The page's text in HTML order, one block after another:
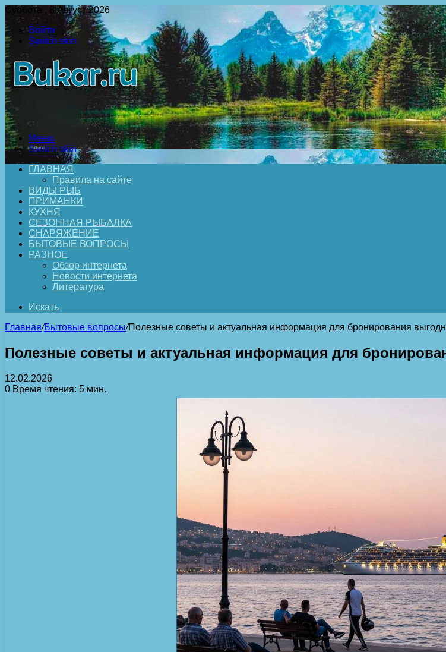
Суббота , 8 Август 2026
Войти
Switch skin
Меню
Switch skin
ГЛАВНАЯ
Правила на сайте
ВИДЫ РЫБ
ПРИМАНКИ
КУХНЯ
СЕЗОННАЯ РЫБАЛКА
СНАРЯЖЕНИЕ
БЫТОВЫЕ ВОПРОСЫ
РАЗНОЕ
Обзор интернета
Новости интернета
Литература
Искать
Главная/Бытовые вопросы/Полезные советы и актуальная информация для бронирования
Полезные советы и актуальная информация для
12.02.2026
0 Время чтения: 5 мин.